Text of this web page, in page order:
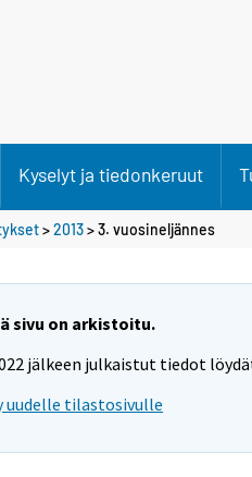
Kyselyt ja tiedonkeruut
>2013>3. vuosineljännes
sivu on arkistoitu.
jälkeen julkaistut tiedot
uudelle tilastosivulle